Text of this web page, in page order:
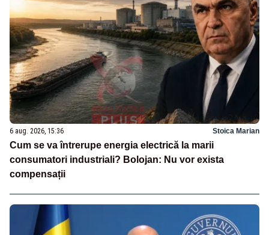
6 aug. 2026, 15:36 Stoica Marian
Cum se va întrerupe energia electrică la marii
consumatori industriali? Bolojan: Nu vor exista
compensații